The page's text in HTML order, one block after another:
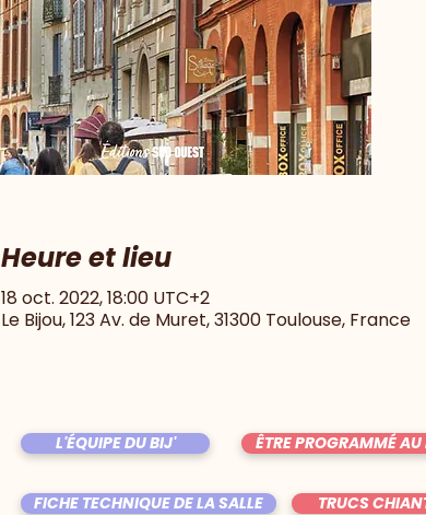
Heure et lieu
18 oct. 2022, 18:00 UTC+2
Le Bijou, 123 Av. de Muret, 31300 Toulouse, France
L'ÉQUIPE DU BIJ' ÊTRE PROGRAMMÉ
FICHE TECHNIQUE DE LA SALLE TRUCS